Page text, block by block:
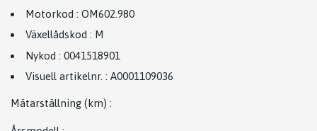
Motorkod : OM602.980
Växellådskod : M
Nykod : 0041518901
Visuell artikelnr. : A0001109036
Mätarställning (km) :